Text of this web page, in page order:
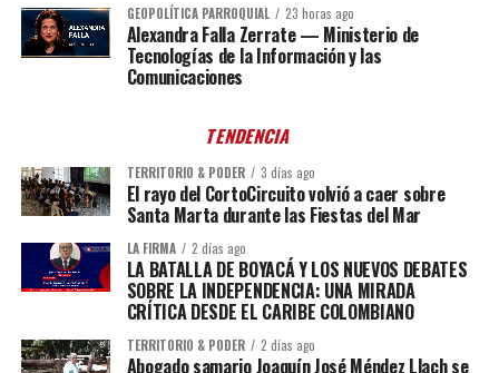
GEOPOLÍTICA PARROQUIAL 23 horas ago
Alexandra Falla Zerrate — Ministerio de
Tecnologías de la Información y las
Comunicaciones
TENDENCIA
TERRITORIO & PODER 3 días ago
El rayo del CortoCircuito volvió a caer sobre
Santa Marta durante las Fiestas del Mar
LA FIRMA 2 días ago
LA BATALLA DE BOYACÁ Y LOS NUEVOS DEBATES
SOBRE LA INDEPENDENCIA: UNA MIRADA
CRÍTICA DESDE EL CARIBE COLOMBIANO
TERRITORIO & PODER 2 días ago
Abogado samario Joaquín José Méndez Llach se